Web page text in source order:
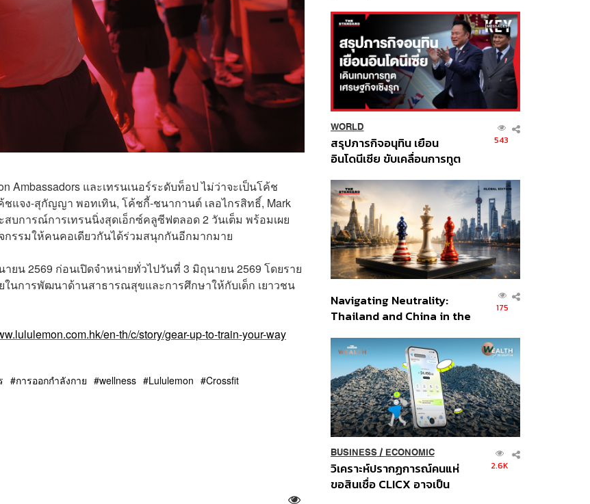
Ambassadors และเทรนเนอร์ระดับท็อป ไม่ว่าจะเป็นโค้ช
แจง-สุกัญญา พอทเทิน, โค้ชกี้-ชนากานต์ เลอไกรสิทธิ์, Mark
สบการณ์การเทรนนิ่งสุดเอ็กซ์คลูซีฟตลอด 2 วันเต็ม พร้อมเผย
กรรมให้คนคอเดียวกันได้ร่วมสนุกกันอีกมากมาย
ยน 2569 ก่อนเปิดจำหน่ายทั่วไปวันที่ 3 มิถุนายน 2569 โดยราย
นการพัฒนาด้านสาธารณสุขและการศึกษาให้กับเด็ก เยาวชน
en-th/c/story/gear-up-to-train-your-way
การออกกำลังกาย wellness Lululemon
Crossfit
WORLD
สรุปภารกิจอนุทิน เยือน
อินโดนีเซีย ขับเคลื่อนการทูต
ส่วนยุทธศาสตร์ไทย –
อินโดนีเซีย
543
Navigating Neutrality:
Thailand and China in the
Order
175
BUSINESS/ ECONOMIC
วิเคราะห์ปรากฏการณ์คนแห่
ขอสินเชื่อ CLICX อาจเป็น
2.6K